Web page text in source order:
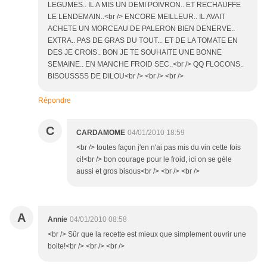
LEGUMES.. IL A MIS UN DEMI POIVRON.. ET RECHAUFFE
LE LENDEMAIN..<br /> ENCORE MEILLEUR.. IL AVAIT
ACHETE UN MORCEAU DE PALERON BIEN DENERVE..
EXTRA.. PAS DE GRAS DU TOUT... ET DE LA TOMATE EN
DES JE CROIS.. BON JE TE SOUHAITE UNE BONNE
SEMAINE.. EN MANCHE FROID SEC..<br /> QQ FLOCONS..
BISOUSSSS DE DILOU<br /> <br /> <br />
Répondre
C CARDAMOME 04/01/2010 18:59
<br /> toutes façon j'en n'ai pas mis du vin cette fois
ci!<br /> bon courage pour le froid, ici on se gèle
aussi et gros bisous<br /> <br /> <br />
A Annie 04/01/2010 08:58
<br /> Sûr que la recette est mieux que simplement ouvrir une
boite!<br /> <br /> <br />